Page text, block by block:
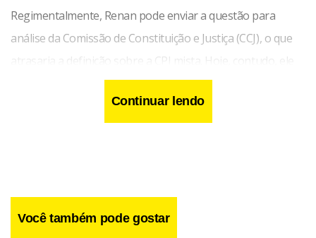
Regimentalmente, Renan pode enviar a questão para
análise da Comissão de Constituição e Justiça (CCJ), o que
atrasaria a definição sobre a CPI mista. Hoje, contudo, ele
indicou que não vai se valer da manobra. “Ninguém está
pensando em ganhar mais tempo ou perder tempo. O
Continuar lendo
Você também pode gostar